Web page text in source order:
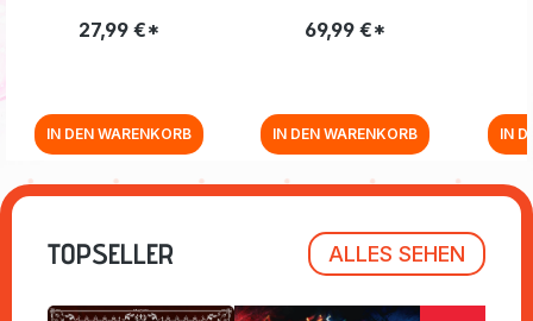
27,99 €*
IN DEN WARENKORB
69,99 €*
IN DEN WARENKORB IN
Zurück zur Vor-/Zurück-Navigation
TOPSELLER ALLES SEHEN